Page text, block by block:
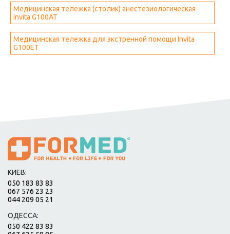
Медицинская тележка (столик) анестезиологическая
Invita G100AT
Медицинская тележка для экстренной помощи Invita
G100ET
КИЕВ:
050 183 83 83
067 576 23 23
044 209 05 21
ОДЕССА:
050 422 83 83